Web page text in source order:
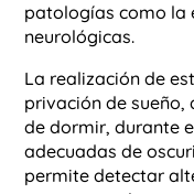
patologías como la
neurológicas.
La realización de
privación de
de dormir, durante
adecuadas de
permite detectar